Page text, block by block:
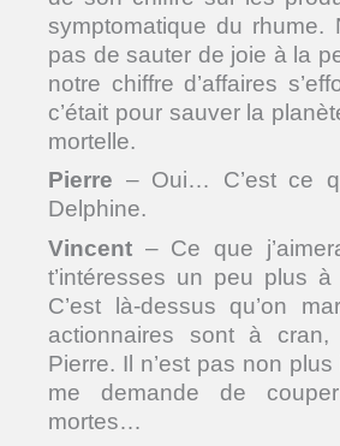
symptomatique du rhume.
pas de sauter de joie à la
notre chiffre d’affaires
c’était pour sauver la
mortelle.
Pierre – Oui… C’est ce
Delphine.
Vincent – Ce que
t’intéresses un peu plus
C’est là-dessus qu’on
actionnaires sont à
Pierre. Il n’est pas non plus
me demande de
mortes…